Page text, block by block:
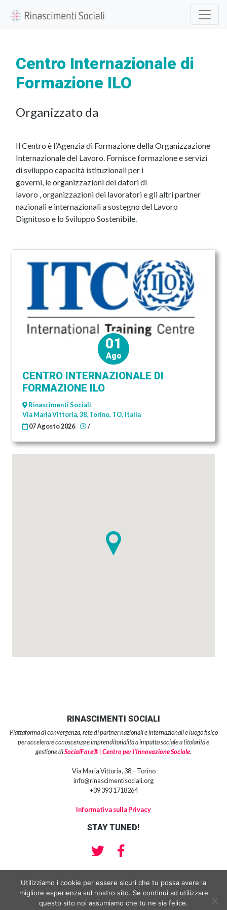
01
Ago
CENTRO INTERNAZIONALE DI
FORMAZIONE ILO
Rinascimenti Sociali
Via Maria Vittoria, 38, Torino, TO, Italia
07 Agosto 2026
/
Centro Internazionale di
Formazione ILO
Organizzato da
Il Centro è l’Agenzia di Formazione della Organizzazione
Internazionale del Lavoro. Fornisce formazione e servizi
di sviluppo capacità istituzionali per i
governi, le organizzazioni dei datori di
lavoro ,organizzazioni dei lavoratorie gli altri partner
nazionali e internazionali a sostegno del Lavoro
Dignitoso e lo Sviluppo Sostenibile.
RINASCIMENTI SOCIALI
Piattaforma di convergenza, rete di partner nazionali e internazionali e luogo fisico
per accelerare conoscenza e imprenditorialità a impatto sociale a titolarità e
gestione diSocialFare® | Centro per l’Innovazione Sociale.
Via Maria Vittoria, 38 – Torino
info@rinascimentisociali.org
+39 393 1718264
Informativa sulla Privacy
STAY TUNED!
Copyright 2018 | SocialFare® srl impresa sociale | Centro per l’Innovazione
Sociale® Partita Iva e Codice Fiscale: 10959210013 | Sede Legale : Via
Utilizziamo i cookie per essere sicuri che tu possa avere la
migliore esperienza sul nostro sito. Se continui ad utilizzare
questo sito noi assumiamo che tu ne sia felice.